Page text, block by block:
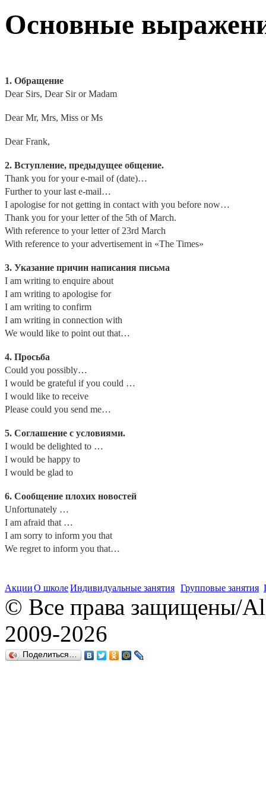
Основные
1. Обращение
Dear Sirs, Dear Sir or Madam
Dear Mr, Mrs, Miss or Ms
Dear Frank,
2. Вступление, предыдущее общение.
Thank you for your e-mail of (date)…
Further to your last e-mail…
I apologise for not getting in contact with you before now…
Thank you for your letter of the 5th of March.
With reference to your letter of 23rd March
With reference to your advertisement in «The Times»
3. Указание причин написания письма
I am writing to enquire about
I am writing to apologise for
I am writing to confirm
I am writing in connection with
We would like to point out that…
4. Просьба
Could you possibly…
I would be grateful if you could …
I would like to receive
Please could you send me…
5. Соглашение с условиями.
I would be delighted to …
I would be happy to
I would be glad to
6. Сообщение плохих новостей
Unfortunately …
I am afraid that …
I am sorry to inform you that
We regret to inform you that…
АкцииО школеИндивидуальные занятия Групповые занятия
© Все права защищены/
2009-2026
Поделиться…